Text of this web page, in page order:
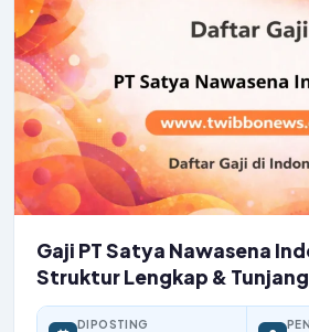
Gaji PT Satya Nawasena
Struktur Lengkap &
DIPOSTING